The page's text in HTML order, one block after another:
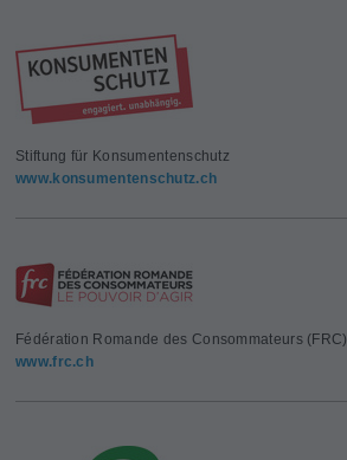
Stiftung für Konsumentenschutz
www.konsumentenschutz.ch
Fédération Romande des Consommateurs (FRC)
www.frc.ch